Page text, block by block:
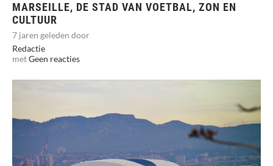
MARSEILLE, DE STAD VAN VOETBAL, ZON EN
CULTUUR
7 jaren geleden door
Redactie
metGeen reacties